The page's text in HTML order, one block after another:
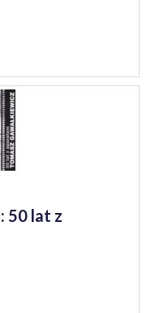
50 lat z